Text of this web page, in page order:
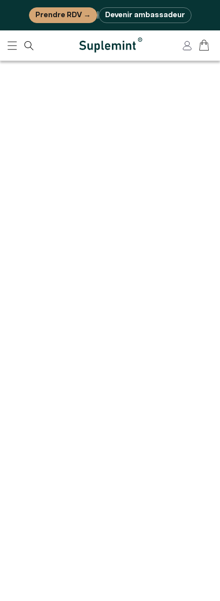
Ignorer et passer au contenu
Prendre RDV → | Devenir ambassadeur
Panier